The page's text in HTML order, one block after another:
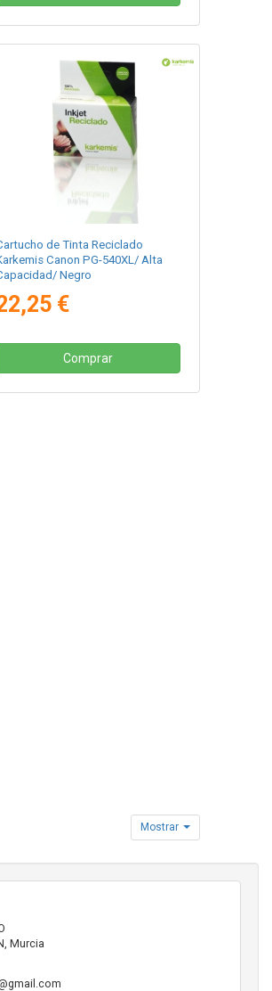
de Tinta Reciclado
Canon PG-540XL/ Alta
Negro
€
Comprar
Mostrar
Murcia